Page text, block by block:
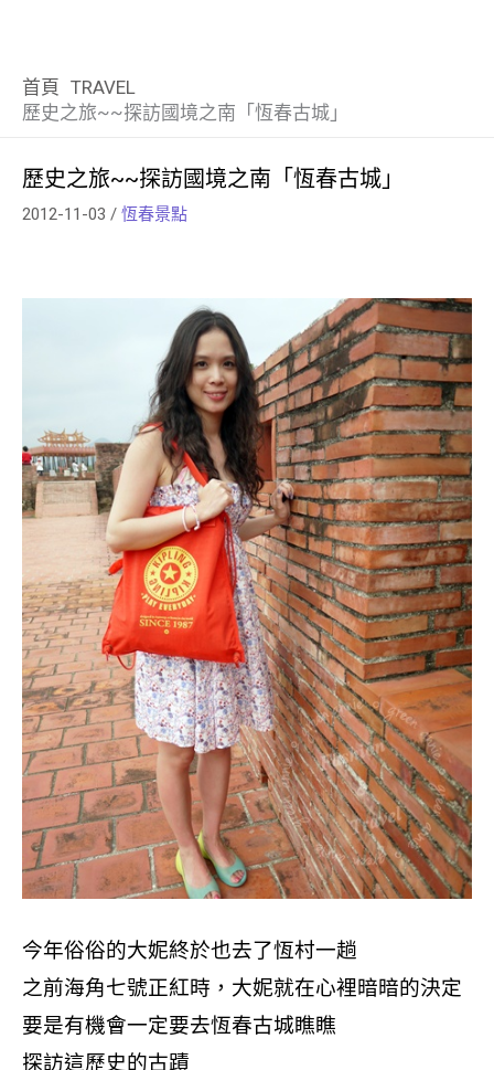
首頁 TRAVEL
歷史之旅~~探訪國境之南「恆春古城」
歷史之旅~~探訪國境之南「恆春古城」
2012-11-03 / 恆春景點
今年俗俗的大妮終於也去了恆村一趟
之前海角七號正紅時，大妮就在心裡暗暗的決定
要是有機會一定要去恆春古城瞧瞧
探訪這歷史的古蹟